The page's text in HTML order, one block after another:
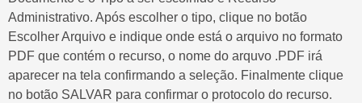
Administrativo. Após escolher o tipo, clique no botão
Escolher Arquivo e indique onde está o arquivo no formato
PDF que contém o recurso, o nome do arquvo .PDF irá
aparecer na tela confirmando a seleção. Finalmente clique
no botão SALVAR para confirmar o protocolo do recurso.